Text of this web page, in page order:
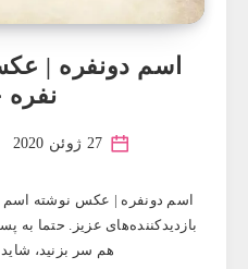
اسم دونفره |
نفره
اسم دونفره | عکس نوشته اسم
بازدیدکننده‌های عزیز. حتما
هم سر بزنید،